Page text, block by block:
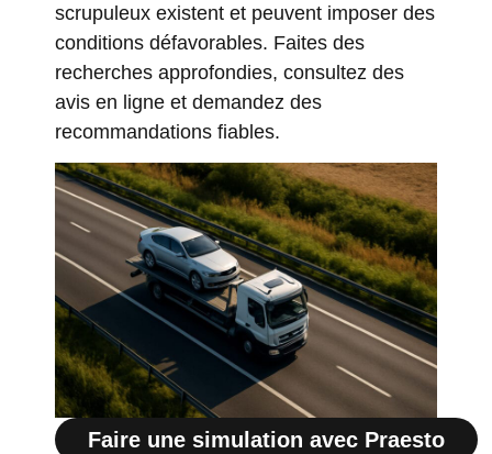
scrupuleux existent et peuvent imposer des
conditions défavorables. Faites des
recherches approfondies, consultez des
avis en ligne et demandez des
recommandations fiables.
Faire une simulation avec Praesto